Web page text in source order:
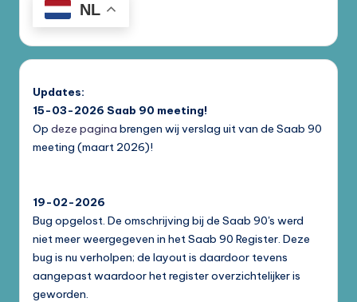
NL
Updates:
15-03-2026 Saab 90 meeting!
Op deze pagina brengen wij verslag uit van de Saab 90
meeting (maart 2026)!
19-02-2026
Bug opgelost. De omschrijving bij de Saab 90's werd
niet meer weergegeven in het Saab 90 Register. Deze
bug is nu verholpen; de layout is daardoor tevens
aangepast waardoor het register overzichtelijker is
geworden.